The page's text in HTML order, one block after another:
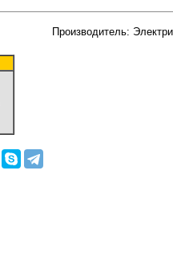
Производитель: